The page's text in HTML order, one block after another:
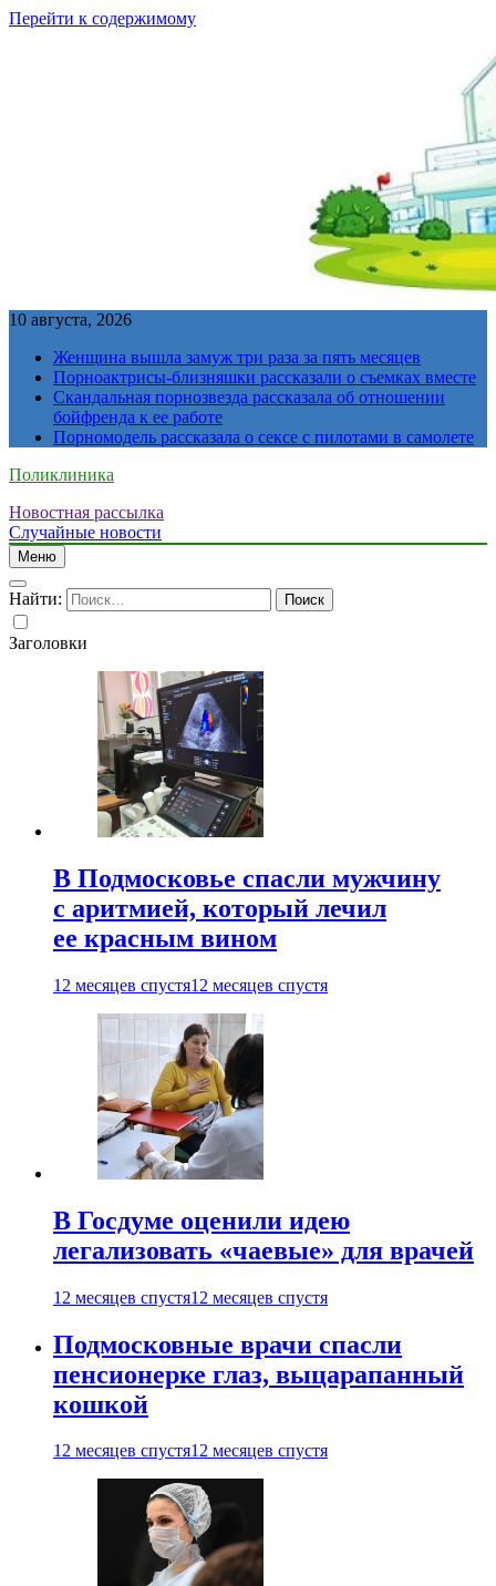
Перейти к содержимому
10 августа, 2026
Женщина вышла замуж три раза за пять месяцев
Порноактрисы-близняшки рассказали о съемках вместе
Скандальная порнозвезда рассказала об отношении
бойфренда к ее работе
Порномодель рассказала о сексе с пилотами в самолете
Поликлиника
Новостная рассылка
Случайные новости
Меню
Найти:
Заголовки
В Подмосковье спасли мужчину
с аритмией, который лечил
ее красным вином
12 месяцев спустя12 месяцев спустя
В Госдуме оценили идею
легализовать «чаевые» для врачей
12 месяцев спустя12 месяцев спустя
Подмосковные врачи спасли
пенсионерке глаз, выцарапанный
кошкой
12 месяцев спустя12 месяцев спустя